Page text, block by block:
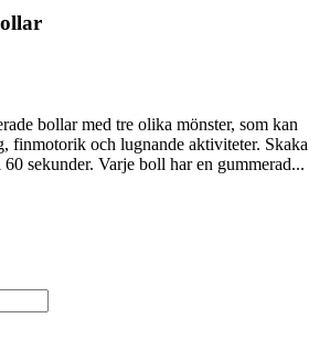
bollar med tre olika mönster, som kan
finmotorik och lugnande aktiviteter. Skaka
sekunder. Varje boll har en gummerad...